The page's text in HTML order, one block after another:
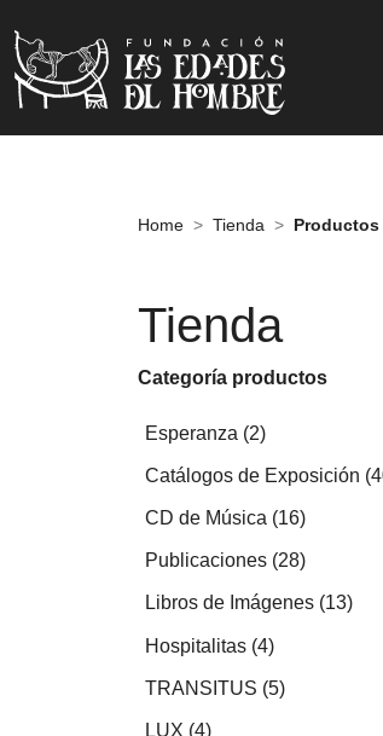
Home Tienda Productos
Tienda
Categoría productos
Esperanza 22
Catálogos de Exposición
CD de Música 1616
Publicaciones 2828
Libros de Imágenes 1313
Hospitalitas 44
TRANSITUS 55
LUX 44